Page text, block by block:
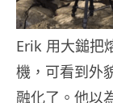
Erik 用大鎚把
機，可看到外
融化了。他以